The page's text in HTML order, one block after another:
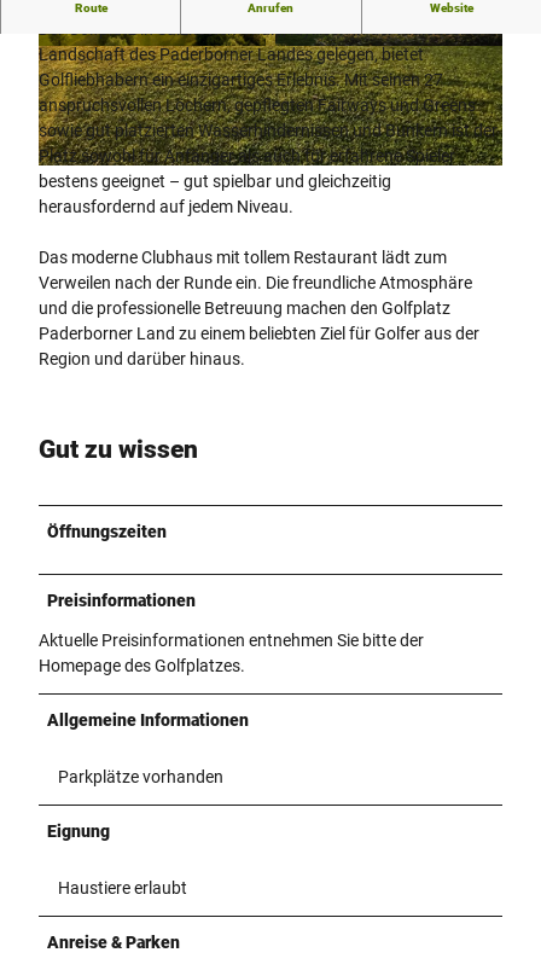
© Golf Club Paderborner Land e.V.
© Golf Club Paderborner Land e.V. © Golf Club Paderborner Land e.V.
Route Anrufen Website
Landschaft des Paderborner Landes gelegen, bietet
Golfliebhabern ein einzigartiges Erlebnis. Mit seinen 27
anspruchsvollen Löchern, gepflegten Fairways und Greens
sowie gut platzierten Wasserhindernissen und Bunkern ist der
Platz sowohl für Anfänger als auch für erfahrene Spieler
bestens geeignet – gut spielbar und gleichzeitig
herausfordernd auf jedem Niveau.
Das moderne Clubhaus mit tollem Restaurant lädt zum
Verweilen nach der Runde ein. Die freundliche Atmosphäre
und die professionelle Betreuung machen den Golfplatz
Paderborner Land zu einem beliebten Ziel für Golfer aus der
Region und darüber hinaus.
Gut zu wissen
Öffnungszeiten
Preisinformationen
Aktuelle Preisinformationen entnehmen Sie bitte der
Homepage des Golfplatzes.
Allgemeine Informationen
Parkplätze vorhanden
Eignung
Haustiere erlaubt
Anreise & Parken